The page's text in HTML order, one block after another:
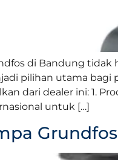
di Bandung
pilihan utama bagi
dari dealer ini: 1.
untuk […]